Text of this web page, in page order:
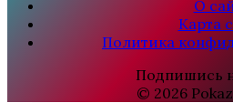
О
Карта
Политика
Подпишись
© 2026